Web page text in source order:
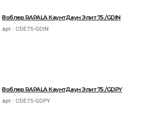
Воблер RAPALA КаунтДаун Элит 75 /GDIN
арт.: CDE75-GDIN
Воблер RAPALA КаунтДаун Элит 75 /GDPY
арт.: CDE75-GDPY